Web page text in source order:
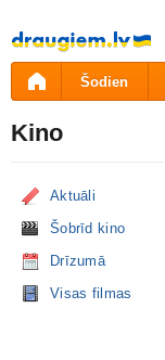
Pāriet
uz
saturu
Šodien
Kino
Aktuāli
Šobrīd kino
Drīzumā
Visas filmas